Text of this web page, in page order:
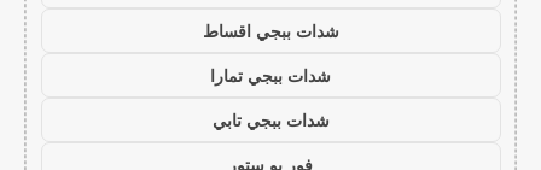
شدات ببجي اقساط
شدات ببجي تمارا
شدات ببجي تابي
فور يو ستور